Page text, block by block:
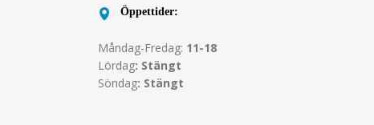
Öppettider:
Måndag-Fredag: 11-18
Lördag: Stängt
Söndag: Stängt